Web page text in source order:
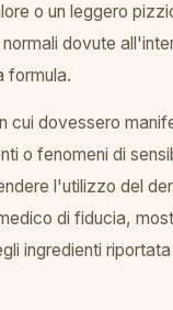
o un leggero
dovute
formula.
cui dovessero
o fenomeni di
l'utilizzo del
di fiducia,
ingredienti